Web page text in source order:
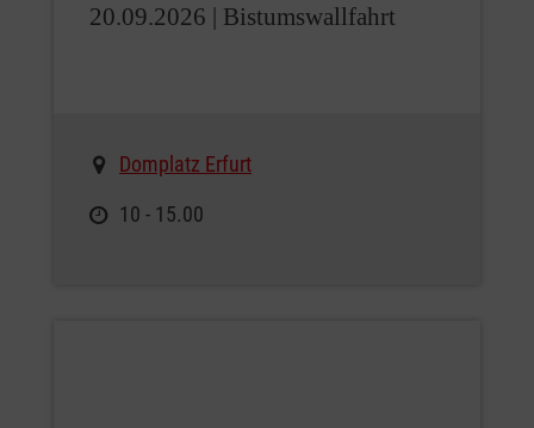
20.09.2026 | Bistumswallfahrt
Domplatz Erfurt
10 - 15.00